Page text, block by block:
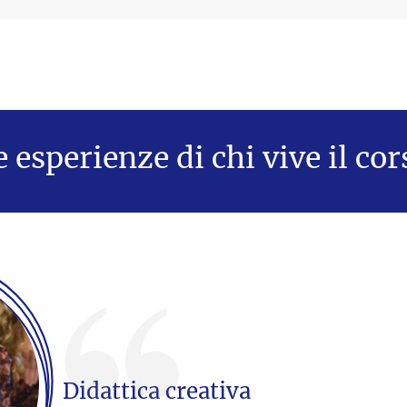
esperienze di chi vive il
Didattica creativa